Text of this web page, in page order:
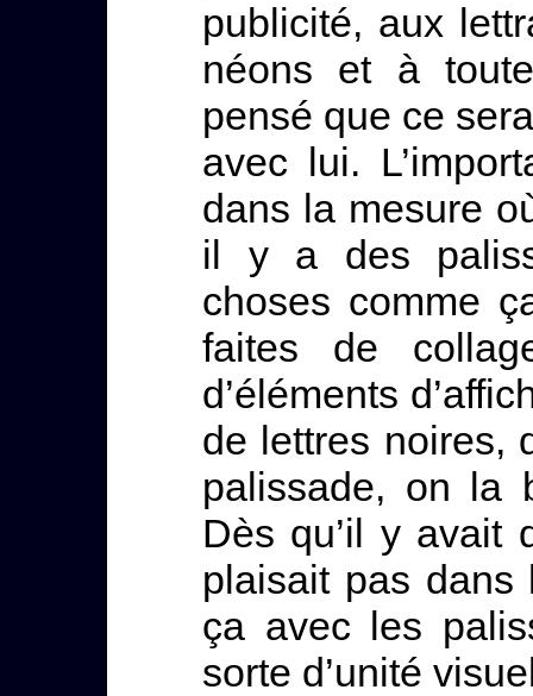
publicité, aux
néons et à
pensé que ce
avec lui.
dans la mesure
il y a des
choses comme
faites de
d’éléments
de lettres noires,
palissade, on la
Dès qu’il y avait
plaisait pas dans
ça avec les
sorte d’unité